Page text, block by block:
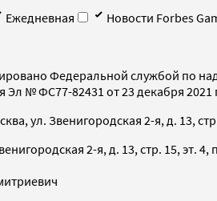
Ежедневная
Новости Forbes
Федеральной службой по
№ ФС77-82431 от 23 декабря 2021
ул. Звенигородская 2-я, д. 13,
2-я, д. 13, стр. 15, эт. 4,